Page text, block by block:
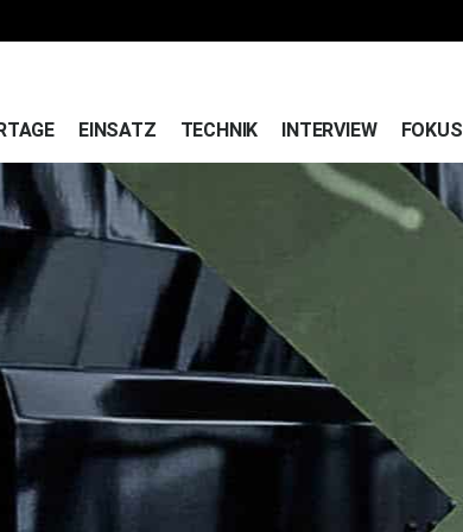
EINSATZ TECHNIK INTERVIEW FOKUS